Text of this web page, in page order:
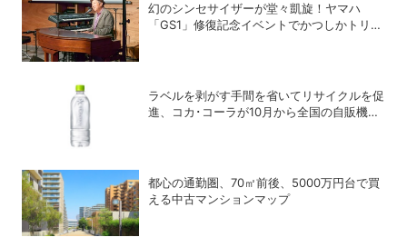
幻のシンセサイザーが堂々凱旋！ヤマハ
「GS1」修復記念イベントでかつしかトリオ
ラベルを剥がす手間を省いてリサイクルを促
進、コカ･コーラが10月から全国の自販機で
都心の通勤圏、70㎡前後、5000万円台で買
える中古マンションマップ